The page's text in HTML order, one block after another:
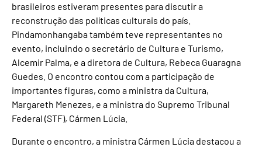
brasileiros estiveram presentes para discutir a
reconstrução das políticas culturais do país.
Pindamonhangaba também teve representantes no
evento, incluindo o secretário de Cultura e Turismo,
Alcemir Palma, e a diretora de Cultura, Rebeca Guaragna
Guedes. O encontro contou com a participação de
importantes figuras, como a ministra da Cultura,
Margareth Menezes, e a ministra do Supremo Tribunal
Federal (STF), Cármen Lúcia.
Durante o encontro, a ministra Cármen Lúcia destacou a